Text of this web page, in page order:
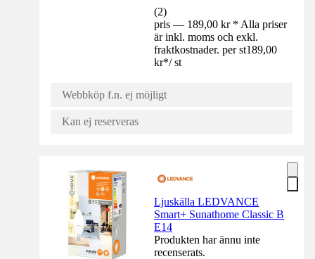
(2)
pris — 189,00 kr * Alla priser
är inkl. moms och exkl.
fraktkostnader. per st189,00
kr*/ st
Webbköp f.n. ej möjligt
Kan ej reserveras
Ljuskälla LEDVANCE
Smart+ Sunathome Classic B
E14
Produkten har ännu inte
recenserats.